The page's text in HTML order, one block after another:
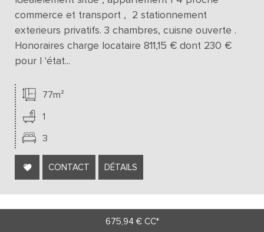
commerce et transport , 2 stationnement
exterieurs privatifs. 3 chambres, cuisne ouverte .
Honoraires charge locataire 811,15 € dont 230 €
pour l 'état...
77m²
1
3
CONTACT DÉTAILS
675,94 € CC*